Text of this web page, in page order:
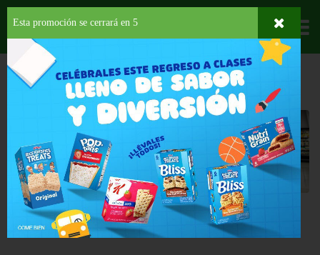
Departamentos
HOGAR, SALUD Y BELLEZA PAPELES DESECHABLES FACIAL
Facial
Back
Esta promoción se cerrará en 5